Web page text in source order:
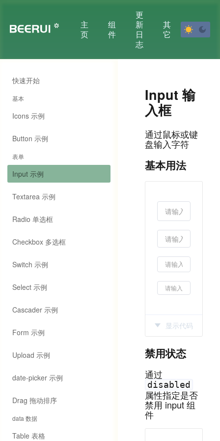
主
页
组
件
更
新
日
志
其
它
快速开始
基本
Icons 示例
Button 示例
表单
Input 示例
Textarea 示例
Radio 单选框
Checkbox 多选框
Switch 示例
Select 示例
Cascader 示例
Form 示例
Upload 示例
date-picker 示例
Drag 拖动排序
data 数据
Table 表格
Input 输
入框
通过鼠标或键
盘输入字符
基本用法
let
<BeInput bind:value
显示代码
禁用状态
通过
disabled
属性指定是否
禁用 input 组
件